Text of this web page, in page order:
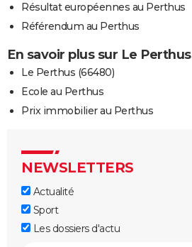
Résultat européennes au Perthus
Référendum au Perthus
En savoir plus sur Le Perthus
Le Perthus (66480)
Ecole au Perthus
Prix immobilier au Perthus
NEWSLETTERS
Actualité
Sport
Les dossiers d'actu